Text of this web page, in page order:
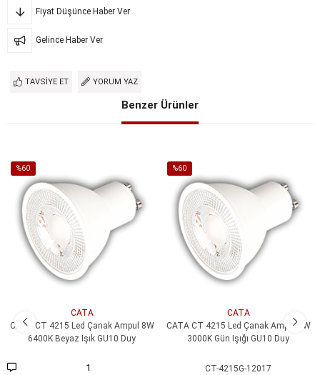
Fiyat Düşünce Haber Ver
Gelince Haber Ver
TAVSIYE ET YORUM YAZ
Benzer Ürünler
%60
İndirim
%60İndirim
CATA
CATA CT 4215 Led Çanak Ampul 8W
6400K Beyaz Işık GU10 Duy
1
%60
İndirim
%60İndirim
CATA
CATA CT 4215 Led Çanak Ampul 8W
3000K Gün Işığı GU10 Duy
CT-4215G-12017